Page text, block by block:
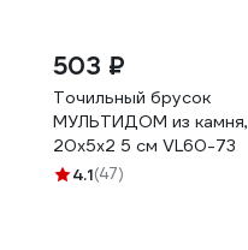
503 ₽
Точильный брусок
МУЛЬТИДОМ из камня,
20х5х2 5 см VL60-73
4.1(47)